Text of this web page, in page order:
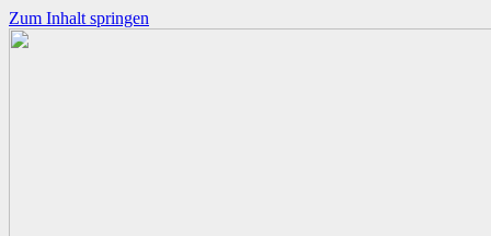
Zum Inhalt springen